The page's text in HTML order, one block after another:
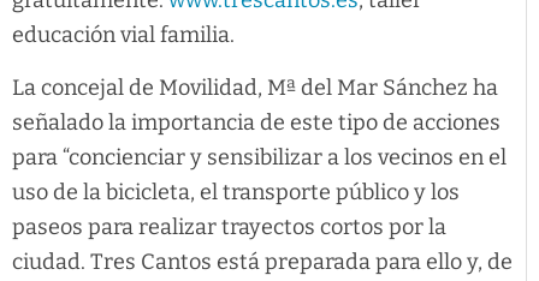
educación vial familia.
La concejal de Movilidad, Mª del Mar Sánchez ha
señalado la importancia de este tipo de acciones
para “concienciar y sensibilizar a los vecinos en el
uso de la bicicleta, el transporte público y los
paseos para realizar trayectos cortos por la
ciudad. Tres Cantos está preparada para ello y, de